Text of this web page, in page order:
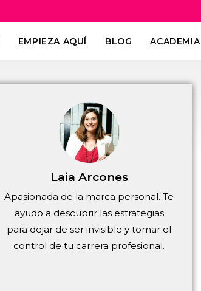
EMPIEZA AQUÍ BLOG ACADEMIA
Laia Arcones
Apasionada de la marca personal. Te
ayudo a descubrir las estrategias
para dejar de ser invisible y tomar el
control de tu carrera profesional.